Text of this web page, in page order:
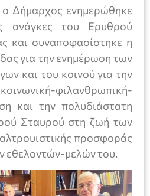
Δήμαρχος ενημερώθηκε
ανάγκες του Ερυθρού
και συναποφασίστηκε η
για την ενημέρωση των
και του κοινού για την
φιλανθρωπική-
και την πολυδιάστατη
Σταυρού στη ζωή των
προσφοράς
εθελοντών-μελών του.